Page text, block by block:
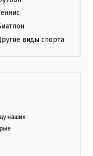
виды спорта
наших